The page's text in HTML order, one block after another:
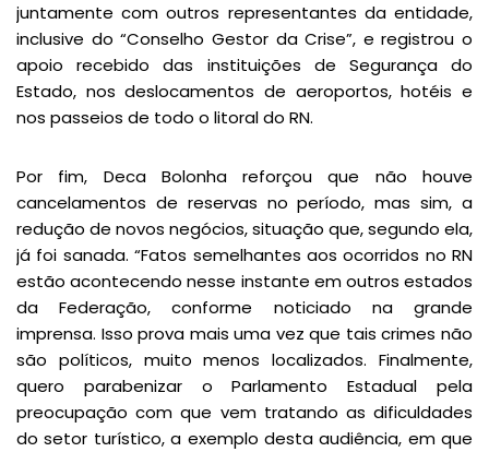
juntamente com outros representantes da entidade,
inclusive do “Conselho Gestor da Crise”, e registrou o
apoio recebido das instituições de Segurança do
Estado, nos deslocamentos de aeroportos, hotéis e
nos passeios de todo o litoral do RN.
Por fim, Deca Bolonha reforçou que não houve
cancelamentos de reservas no período, mas sim, a
redução de novos negócios, situação que, segundo ela,
já foi sanada. “Fatos semelhantes aos ocorridos no RN
estão acontecendo nesse instante em outros estados
da Federação, conforme noticiado na grande
imprensa. Isso prova mais uma vez que tais crimes não
são políticos, muito menos localizados. Finalmente,
quero parabenizar o Parlamento Estadual pela
preocupação com que vem tratando as dificuldades
do setor turístico, a exemplo desta audiência, em que